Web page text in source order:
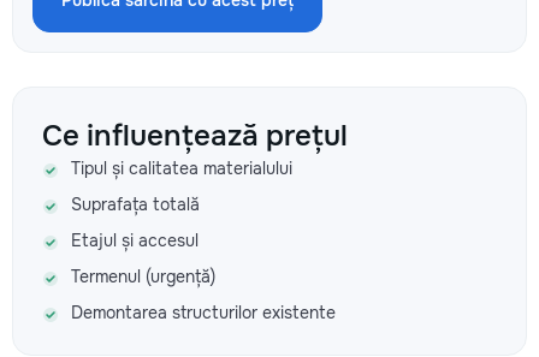
Ce influențează prețul
Tipul și calitatea materialului
Suprafața totală
Etajul și accesul
Termenul (urgență)
Demontarea structurilor existente